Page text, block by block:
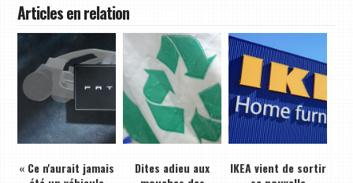
Articles en relation
« Ce n'aurait jamais
Dites adieu aux
IKEA vient de sortir